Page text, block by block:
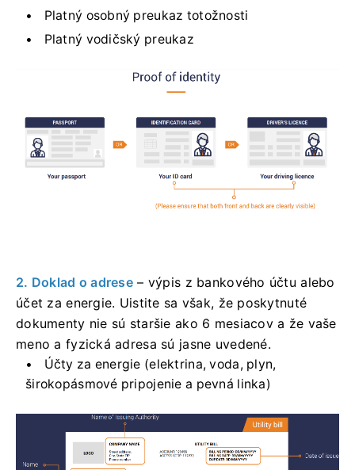
Platný osobný preukaz totožnosti
Platný vodičský preukaz
2. Doklad o adrese – výpis z bankového účtu alebo
účet za energie. Uistite sa však, že poskytnuté
dokumenty nie sú staršie ako 6 mesiacov a že vaše
meno a fyzická adresa sú jasne uvedené.
Účty za energie (elektrina, voda, plyn,
širokopásmové pripojenie a pevná linka)